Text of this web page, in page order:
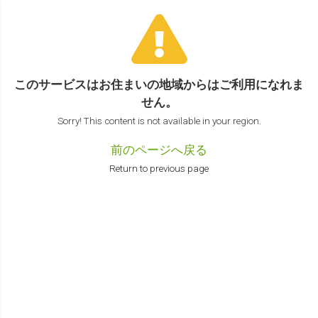
このサービスはお住まいの地域からはご利用になれま
せん。
Sorry! This content is not available in your region.
前のページへ戻る
Return to previous page